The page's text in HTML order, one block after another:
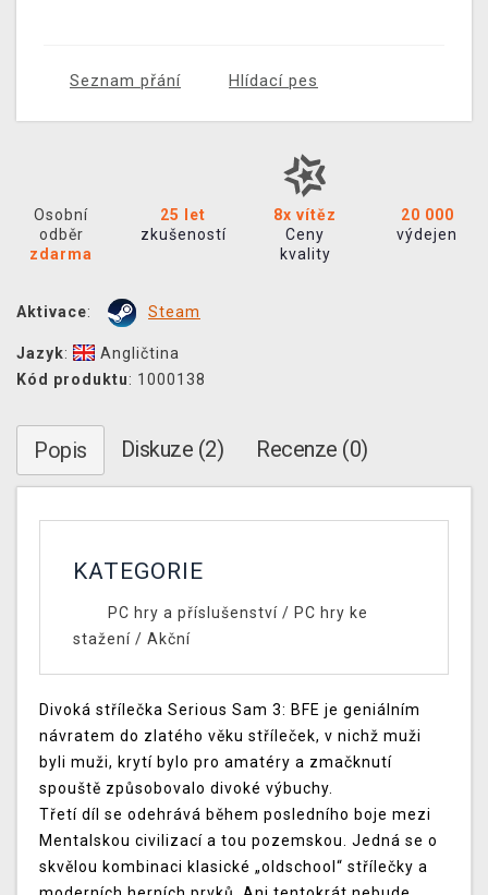
Seznam přání Hlídací pes
Osobní
odběr
zdarma
25 let
zkušeností
8x vítěz
Ceny
kvality
20 000
výdejen
Aktivace: Steam
Jazyk:
Angličtina
Kód produktu: 1000138
Popis Diskuze (2) Recenze (0)
KATEGORIE
PC hry a příslušenství/ PC hry ke
stažení / Akční
Divoká střílečka Serious Sam 3: BFE je geniálním
návratem do zlatého věku stříleček, v nichž muži
byli muži, krytí bylo pro amatéry a zmačknutí
spouště způsobovalo divoké výbuchy.
Třetí díl se odehrává během posledního boje mezi
Mentalskou civilizací a tou pozemskou. Jedná se o
skvělou kombinaci klasické „oldschool“ střílečky a